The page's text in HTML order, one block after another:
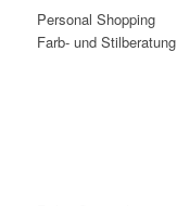
Personal Shopping
Farb- und Stilberatung